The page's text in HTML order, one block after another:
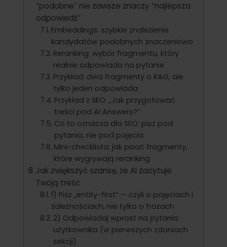
“podobne” nie zawsze znaczy “najlepsza
odpowiedź”
Embeddings: szybkie znalezienie
kandydatów podobnych znaczeniowo
Reranking: wybór fragmentu, który
realnie odpowiada na pytanie
Przykład: dwa fragmenty o RAG, ale
tylko jeden odpowiada
Przykład z SEO: „Jak przygotować
treści pod AI Answers?”
Co to oznacza dla SEO: pisz pod
pytania, nie pod pojęcia
Mini-checklista: jak pisać fragmenty,
które wygrywają reranking
Jak zwiększyć szansę, że AI zacytuje
Twoją treść
1) Pisz „entity-first” — czyli o pojęciach i
zależnościach, nie tylko o frazach
2) Odpowiadaj wprost na pytania
użytkownika (w pierwszych zdaniach
sekcji)